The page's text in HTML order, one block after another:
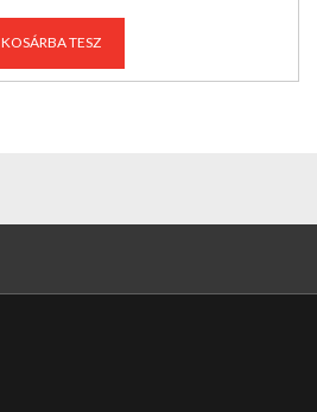
KOSÁRBA TESZ